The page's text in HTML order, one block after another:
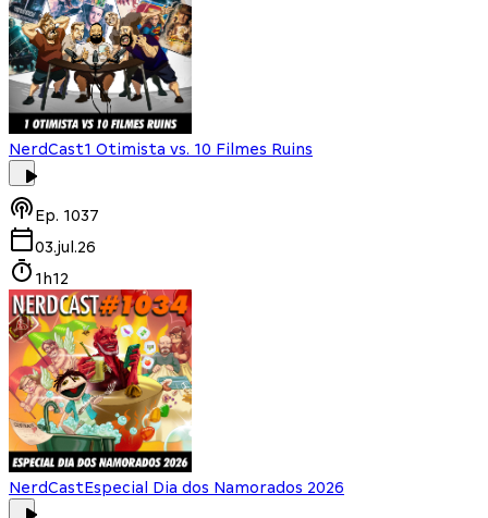
NerdCast1 Otimista vs. 10 Filmes Ruins
Ep. 1037
03.jul.26
1h12
NerdCastEspecial Dia dos Namorados 2026